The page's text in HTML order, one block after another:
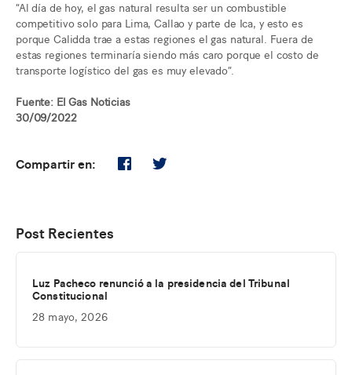
“Al día de hoy, el gas natural resulta ser un combustible
competitivo solo para Lima, Callao y parte de Ica, y esto es
porque Calidda trae a estas regiones el gas natural. Fuera de
estas regiones terminaría siendo más caro porque el costo de
transporte logístico del gas es muy elevado”.
Fuente: El Gas Noticias
30/09/2022
Compartir en:
Post Recientes
Luz Pacheco renunció a la presidencia del Tribunal
Constitucional
28 mayo, 2026